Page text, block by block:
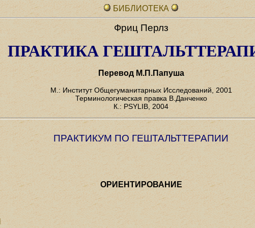
БИБЛИОТЕКА
Фриц Перлз
ПРАКТИКА
Перевод М.П.Папуша
М.: Институт Общегуманитарных Исследований, 2001
Терминологическая правка В.Данченко
К.: PSYLIB, 2004
ПРАКТИКУМ ПО ГЕШТАЛЬТТЕРАПИИ
ОРИЕНТИРОВАНИЕ